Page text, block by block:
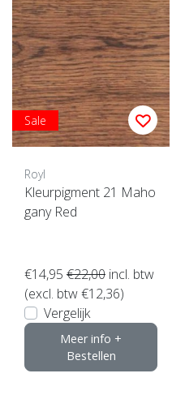
Sale
Royl
Kleurpigment 21 Maho
gany Red
€14,95 €22,00 incl. btw
(excl. btw €12,36)
Vergelijk
Meer info +
Bestellen